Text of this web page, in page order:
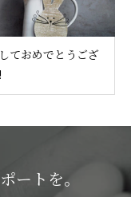
ておめでとうござ
ートを。